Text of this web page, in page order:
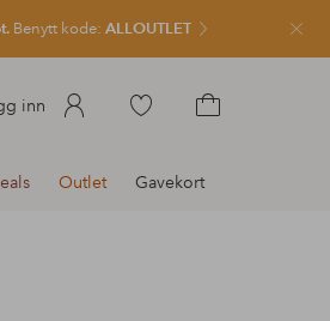
Benytt kode: ALLOUTLET Lukk
inn
Gå
produkterhandlekurven
Outlet Gavekort